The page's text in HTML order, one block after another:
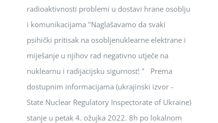
radioaktivnosti problemi u dostavi hrane osoblju
i komunikacijama "Naglašavamo da svaki
psihički pritisak na osobljenuklearne elektrane i
miješanje u njihov rad negativno utječe na
nuklearnu i radijacijsku sigurnost! " Prema
dostupnim informacijama (ukrajinski izvor -
State Nuclear Regulatory Inspectorate of Ukraine)
stanje u petak 4. ožujka 2022. 8h po lokalnom